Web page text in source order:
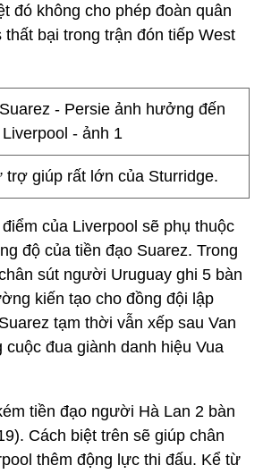
đó không cho phép đoàn quân
thất bại trong trận đón tiếp West
trợ giúp rất lớn của Sturridge.
của Liverpool sẽ phụ thuộc
độ của tiền đạo Suarez. Trong
sút người Uruguay ghi 5 bàn
kiến tạo cho đồng đội lập
tạm thời vẫn xếp sau Van
cuộc đua giành danh hiệu Vua
tiền đạo người Hà Lan 2 bàn
Cách biệt trên sẽ giúp chân
thêm động lực thi đấu. Kể từ